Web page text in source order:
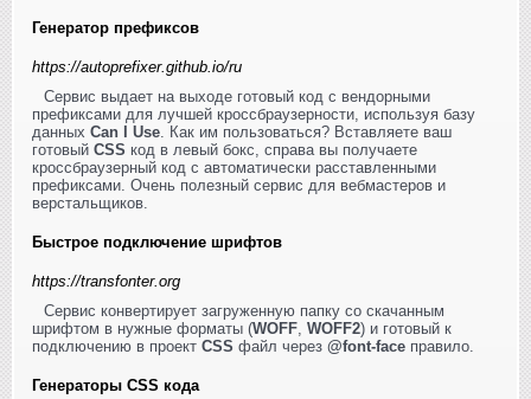
Генератор префиксов
https://autoprefixer.github.io/ru
Сервис выдает на выходе готовый код с вендорными
префиксами для лучшей кроссбраузерности, используя базу
данных Can I Use. Как им пользоваться? Вставляете ваш
готовый CSS код в левый бокс, справа вы получаете
кроссбраузерный код с автоматически расставленными
префиксами. Очень полезный сервис для вебмастеров и
верстальщиков.
Быстрое подключение шрифтов
https://transfonter.org
Сервис конвертирует загруженную папку со скачанным
шрифтом в нужные форматы (WOFF WOFF2) и готовый к
подключению в проект CSS файл через @font-face правило.
Генераторы CSS кода